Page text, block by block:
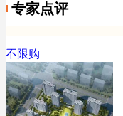
专家点评
不限购